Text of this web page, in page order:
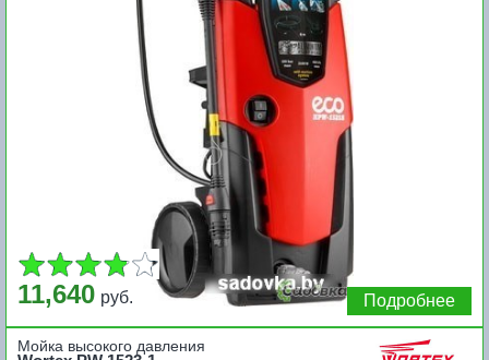
11,640 руб. Подробнее
Мойка высокого давления